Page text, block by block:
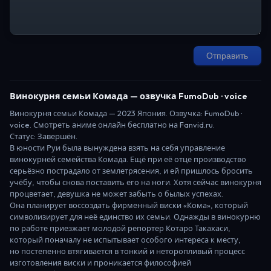
Отправить
Винокурня семьи Комада — озвучка FumoDub · voice
Винокурня семьи Комада — 2023 Япония . Озвучка: FumoDub ·
voice. Смотреть аниме онлайн бесплатно на Fanvid.ru.
Статус: Завершён
В юности Руи была вынуждена взять на себя управление
винокурней семейства Комада. Ещё при её отце производство
серьёзно пострадало от землетрясения, и ей пришлось бросить
учёбу, чтобы снова поставить его на ноги. Хотя сейчас винокурня
процветает, девушка не может забыть о былых успехах.
Она планирует воссоздать фирменный виски «Кома», который
символизирует для неё единство их семьи. Однажды в винокурню
по работе приезжает молодой репортер Котаро Такахаси,
который поначалу не испытывает особого интереса к месту,
но постепенно втягивается в тонкий и неторопливый процесс
изготовления виски и проникается философией